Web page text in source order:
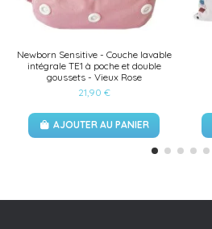
Newborn Sensitive - Couche lavable
intégrale TE1 à poche et double
goussets - Vieux Rose
21,90 €
AJOUTER AU PANIER